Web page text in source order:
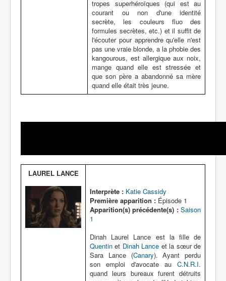
tropes superhéroïques (qui est au
courant ou non d'une identité
secrète, les couleurs fluo des
formules secrètes, etc.) et il suffit de
l'écouter pour apprendre qu'elle n'est
pas une vraie blonde, a la phobie des
kangourous, est allergique aux noix,
mange quand elle est stressée et
que son père a abandonné sa mère
quand elle était très jeune.
LAUREL LANCE
Interprète : Katie Cassidy
Première apparition : Épisode 1
Apparition(s) précédente(s) : Saison
1
Dinah Laurel Lance est la fille de
Quentin et Dinah Lance et la sœur de
Sara Lance (Canary). Ayant perdu
son emploi d'avocate au C.N.R.I.
quand leurs bureaux furent détruits